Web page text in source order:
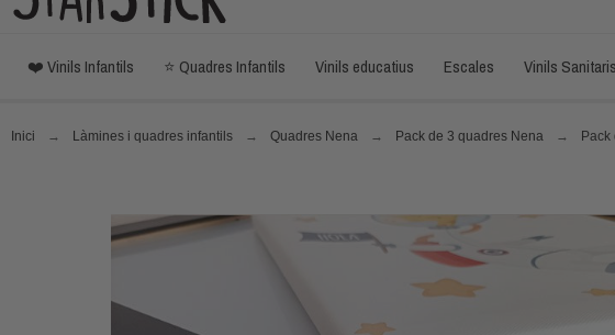
❤️ Vinils Infantils ⭐ Quadres Infantils Vinils educatius Escales Vinils Sanitaris
Inici Làmines i quadres infantils Quadres Nena Pack de 3 quadres Nena